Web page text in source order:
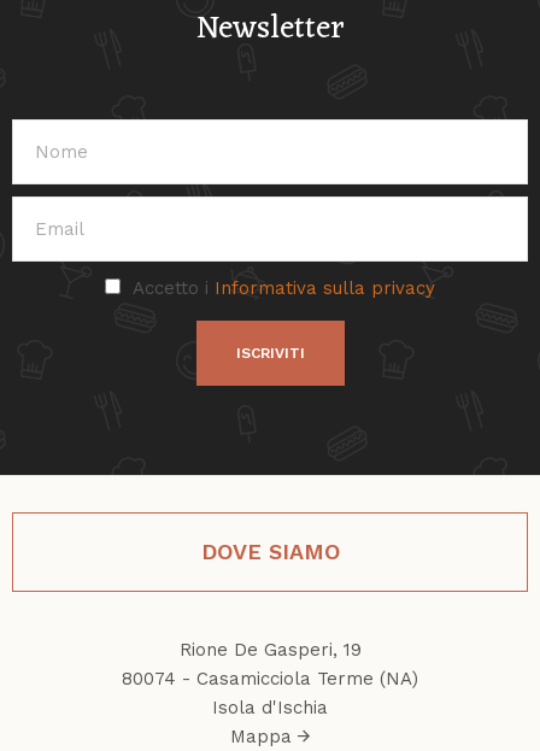
Newsletter
Accetto i Informativa sulla privacy
ISCRIVITI
DOVE SIAMO
Rione De Gasperi, 19
80074 - Casamicciola Terme (NA)
Isola d'Ischia
Mappa